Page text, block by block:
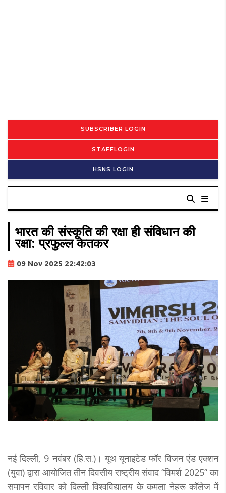
SUBSCRIBER LOGIN
STAFFLOGIN
HSNS LOGIN
भारत की संस्कृति की रक्षा ही संविधान की
रक्षा: प्रफुल्ल केतकर
09 Nov 2025 22:42:03
नई दिल्ली, 9 नवंबर (हि.स.)। यूथ यूनाइटेड फॉर विजन एंड एक्शन
(युवा) द्वारा आयोजित तीन दिवसीय राष्ट्रीय संवाद “विमर्श 2025” का
समापन रविवार को दिल्ली विश्वविद्यालय के कमला नेहरू कॉलेज में